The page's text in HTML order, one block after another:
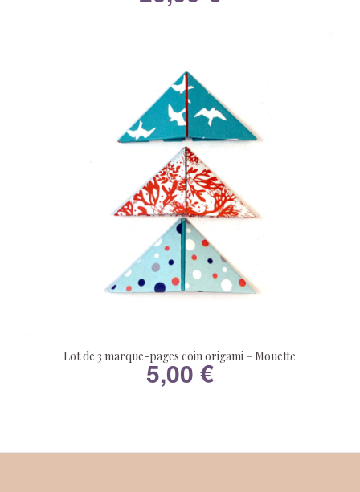
Lot de 3 marque-pages coin origami – Mouette
5,00 €